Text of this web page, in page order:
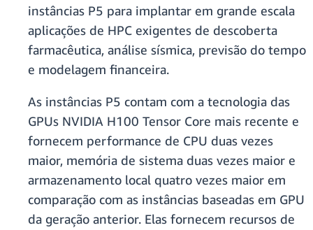
instâncias P5 para implantar em grande escala
aplicações de HPC exigentes de descoberta
farmacêutica, análise sísmica, previsão do tempo
e modelagem financeira.
As instâncias P5 contam com a tecnologia das
GPUs NVIDIA H100 Tensor Core mais recente e
fornecem performance de CPU duas vezes
maior, memória de sistema duas vezes maior e
armazenamento local quatro vezes maior em
comparação com as instâncias baseadas em GPU
da geração anterior. Elas fornecem recursos de